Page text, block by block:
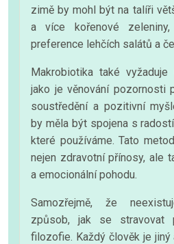
zimě by mohl být na talíři
a více kořenové
preference lehčích salátů a
Makrobiotika také
jako je věnování pozornosti
soustředění a pozitivní
by měla být spojena s
které používáme. Tato
nejen zdravotní přínosy, ale
a emocionální pohodu.
Samozřejmě, že
způsob, jak se stravovat
filozofie. Každý člověk je jiný